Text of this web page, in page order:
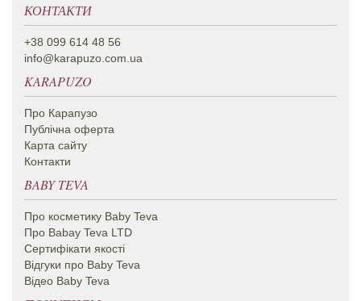
КОНТАКТИ
+38 099 614 48 56
info@karapuzo.com.ua
KARAPUZO
Про Карапузо
Публічна оферта
Карта сайту
Контакти
BABY TEVA
Про косметику Вaby Teva
Про Babay Teva LTD
Сертифікати якості
Відгуки про Baby Teva
Відео Baby Teva